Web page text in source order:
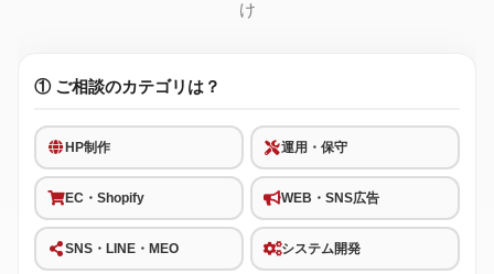
け
① ご相談のカテゴリは？
HP制作 運用・保守
EC・Shopify WEB・SNS広告
SNS・LINE・MEO システム開発